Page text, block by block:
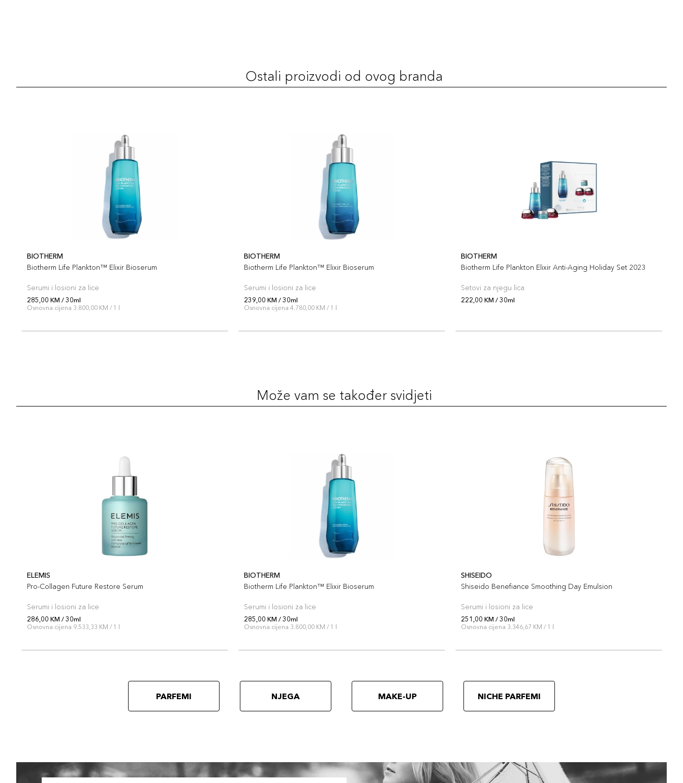
Ostali proizvodi od ovog branda
BIOTHERM
Biotherm Life Plankton™ Elixir Bioserum
Serumi i losioni za lice
285,00 KM / 30ml
Osnovna cijena 3.800,00 KM / 1 l
BIOTHERM
Biotherm Life Plankton™ Elixir Bioserum
Serumi i losioni za lice
239,00 KM / 30ml
Osnovna cijena 4.780,00 KM / 1 l
BIOTHERM
Biotherm Life Plankton Elixir Anti-Aging Holiday Set 2023
Setovi za njegu lica
222,00 KM / 30ml
Može vam se također svidjeti
ELEMIS
Pro-Collagen Future Restore Serum
Serumi i losioni za lice
286,00 KM / 30ml
Osnovna cijena 9.533,33 KM / 1 l
BIOTHERM
Biotherm Life Plankton™ Elixir Bioserum
Serumi i losioni za lice
285,00 KM / 30ml
Osnovna cijena 3.800,00 KM / 1 l
SHISEIDO
Shiseido Benefiance Smoothing Day Emulsion
Serumi i losioni za lice
251,00 KM / 30ml
Osnovna cijena 3.346,67 KM / 1 l
PARFEMI NJEGA MAKE-UP NICHE PARFEMI